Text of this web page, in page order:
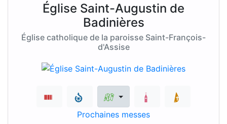
Église Saint-Augustin de
Badinières
Église catholique de la paroisse Saint-François-
d'Assise
Prochaines messes